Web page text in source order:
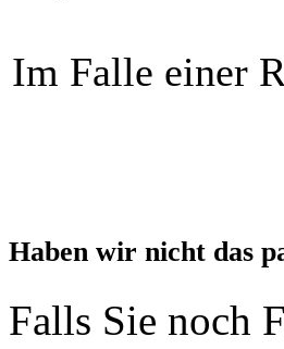
Im Falle einer
Haben wir nicht das
Falls Sie noch